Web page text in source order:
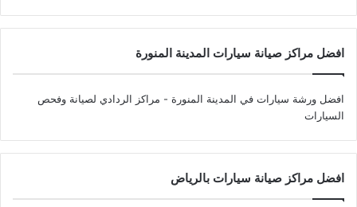
افضل مراكز صيانة سيارات المدينة المنورة
افضل ورشة سيارات في المدينة المنورة - مراكز الردادي لصيانة وفحص
السيارات
افضل مراكز صيانة سيارات بالرياض